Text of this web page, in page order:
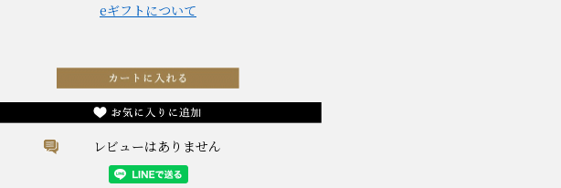
eギフトについて
レビューはありません